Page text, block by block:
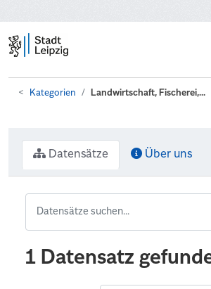
Kategorien Landwirtschaft, Fischerei,...
Datensätze Über uns
1 Datensatz